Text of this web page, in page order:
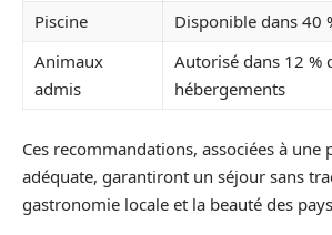
Piscine
Disponible dans 40
Animaux
admis
Autorisé dans 12 %
hébergements
Ces recommandations, associées à une
adéquate, garantiront un séjour sans
gastronomie locale et la beauté des